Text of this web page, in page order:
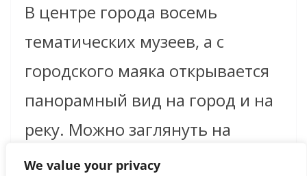
We value your privacy
В центре города восемь
тематических музеев, а с
городского маяка открывается
панорамный вид на город и на
реку. Можно заглянуть на
древнюю арену для боя быков